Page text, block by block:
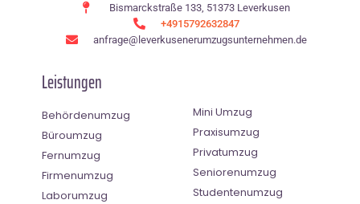
Bismarckstraße 133, 51373 Leverkusen
+4915792632847
anfrage@leverkusenerumzugsunternehmen.de
Leistungen
Behördenumzug
Büroumzug
Fernumzug
Firmenumzug
Laborumzug
Mini Umzug
Praxisumzug
Privatumzug
Seniorenumzug
Studentenumzug